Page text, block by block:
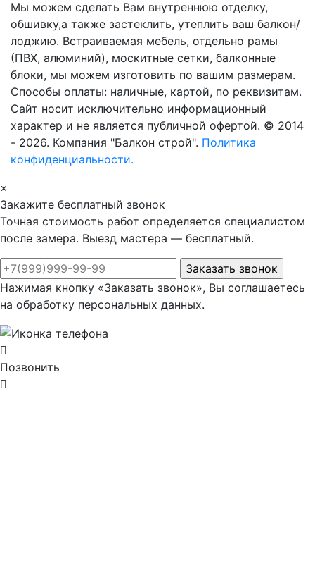
Мы можем сделать Вам внутреннюю отделку,
обшивку,а также застеклить, утеплить ваш балкон/
лоджию. Встраиваемая мебель, отдельно рамы
(ПВХ, алюминий), москитные сетки, балконные
блоки, мы можем изготовить по вашим размерам.
Способы оплаты: наличные, картой, по реквизитам.
Сайт носит исключительно информационный
характер и не является публичной офертой. © 2014
- 2026. Компания "Балкон строй". Политика
конфиденциальности.
×
Закажите бесплатный звонок
Точная стоимость работ определяется специалистом
после замера. Выезд мастера — бесплатный.
Нажимая кнопку «Заказать звонок», Вы соглашаетесь
на обработку персональных данных.
Позвонить